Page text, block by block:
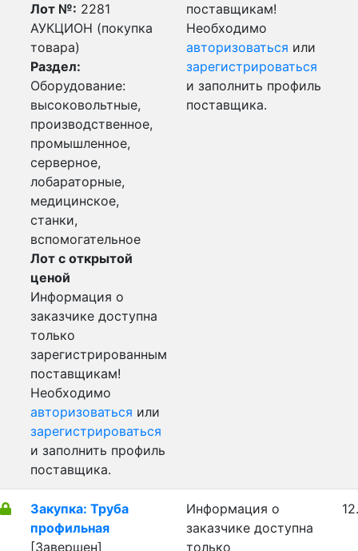
Лот №: 2281
АУКЦИОН (покупка
товара)
Раздел:
Оборудование:
высоковольтные,
производственное,
промышленное,
серверное,
лобараторные,
медицинское,
станки,
вспомогательное
Лот с открытой
ценой
Информация о
заказчике доступна
только
зарегистрированным
поставщикам!
Необходимо
авторизоваться или
зарегистрироваться
и заполнить профиль
поставщика.
поставщикам!
Необходимо
авторизоваться или
зарегистрироваться
и заполнить профиль
поставщика.
Закупка: Труба
профильная
[Завершен]
Информация о
заказчике доступна
только